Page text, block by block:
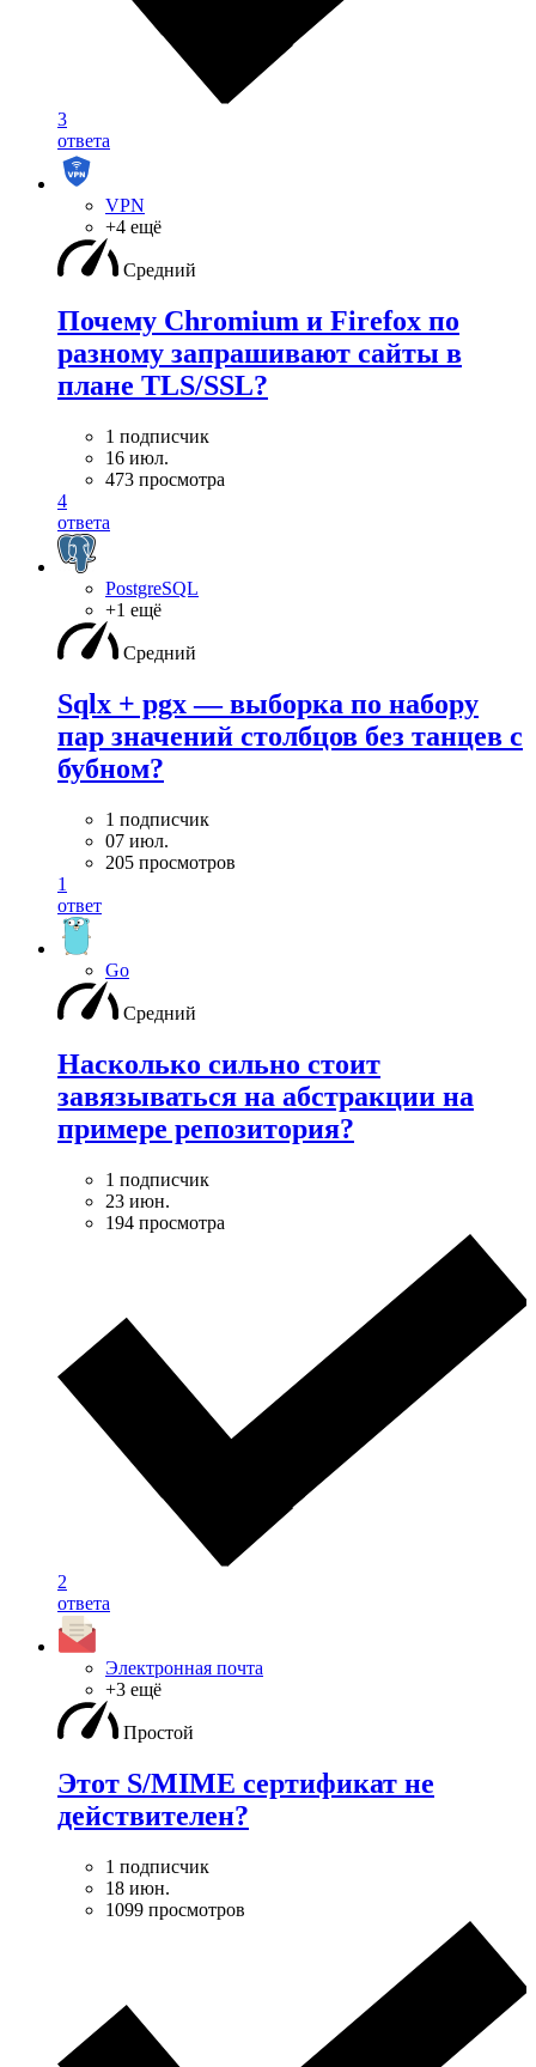
3
ответа
VPN
+4 ещё
Средний
Почему Chromium и Firefox по
разному запрашивают сайты в
плане TLS/SSL?
1 подписчик
16 июл.
473 просмотра
4
ответа
PostgreSQL
+1 ещё
Средний
Sqlx + pgx — выборка по набору
пар значений столбцов без танцев с
бубном?
1 подписчик
07 июл.
205 просмотров
1
ответ
Go
Средний
Насколько сильно стоит
завязываться на абстракции на
примере репозитория?
1 подписчик
23 июн.
194 просмотра
2
ответа
Электронная почта
+3 ещё
Простой
Этот S/MIME сертификат не
действителен?
1 подписчик
18 июн.
1099 просмотров